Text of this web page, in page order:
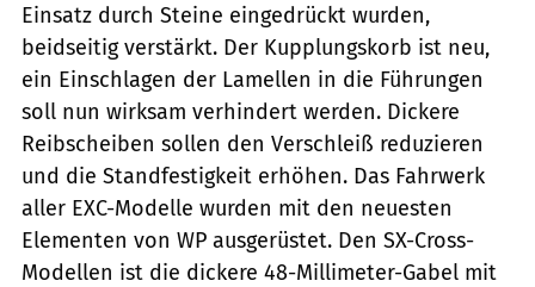
Einsatz durch Steine eingedrückt wurden,
beidseitig verstärkt. Der Kupplungskorb ist neu,
ein Einschlagen der Lamellen in die Führungen
soll nun wirksam verhindert werden. Dickere
Reibscheiben sollen den Verschleiß reduzieren
und die Standfestigkeit erhöhen. Das Fahrwerk
aller EXC-Modelle wurden mit den neuesten
Elementen von WP ausgerüstet. Den SX-Cross-
Modellen ist die dickere 48-Millimeter-Gabel mit